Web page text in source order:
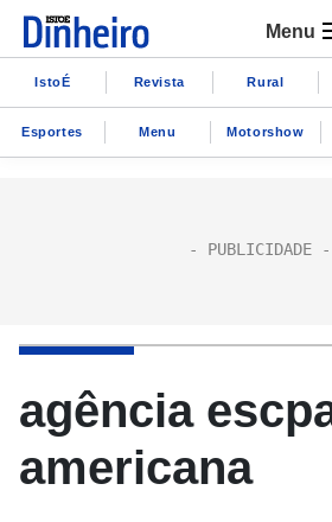
Menu
IstoÉ Revista Rural
Esportes Menu Motorshow
agência
americana